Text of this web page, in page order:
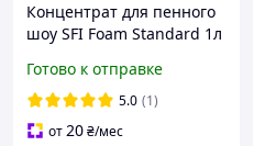
Концентрат для пенного
шоу SFI Foam Standard 1л
Готово к отправке
5.0 (1)
от20₴/мес